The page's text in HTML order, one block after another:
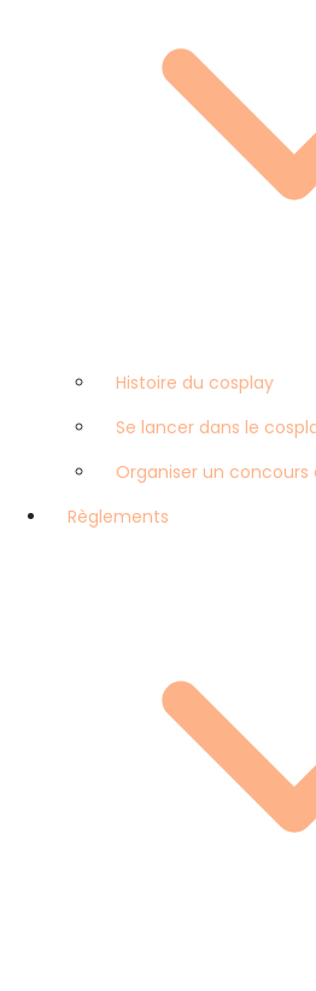
Histoire du cosplay
Se lancer dans le
Organiser un concours
Règlements